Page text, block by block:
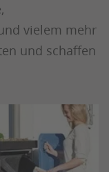
vielem mehr
und schaffen